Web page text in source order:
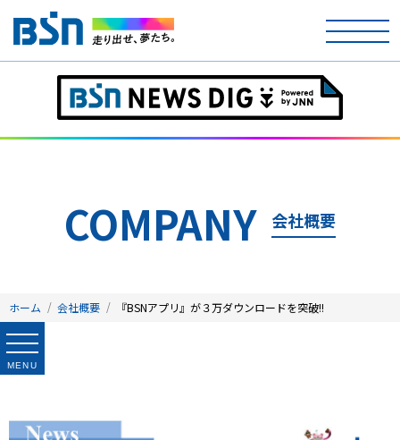
ホーム
テレビ
アナウンサー
ニュース
COMPANY 会社概要
ホーム 会社概要 『BSNアプリ』が３万ダウンロードを突破!!
MENU